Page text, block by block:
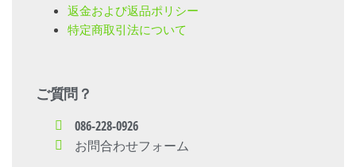
返金および返品ポリシー
特定商取引法について
ご質問？
086-228-0926
お問合わせフォーム